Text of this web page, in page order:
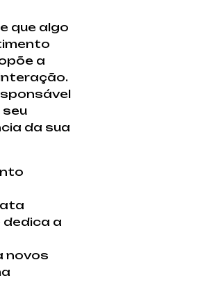
que algo
a
da sua
a
novos